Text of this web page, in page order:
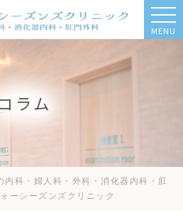
MENU
コラム
内科・婦人科・外科・消化器内科・肛
ーシーズンズクリニック